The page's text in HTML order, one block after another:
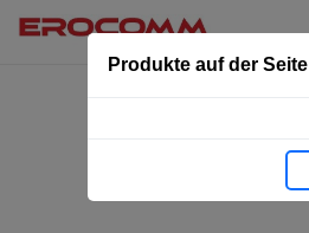
Produkte auf der Seite